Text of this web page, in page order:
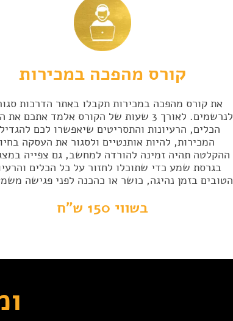
קורס מהפכה במכירות
את קורס מהפכה במכירות תקבלו באתר הדרכות
לנרשמים. לאורך 3 שעות של הקורס אלמד אתכם
הכלים, הרעיונות והתסריטים שיאפשרו לכם
המכירות, להיות אותנטיים ולסגור את העסקה
ההקלטה תהיה זמינה להורדה למחשב, גם צפייה
בגרסת שמע כדי שתוכלו לחזור על כל הכלים
הטובים בזמן נהיגה, כושר או כהכנה לפני פגישה
בשווי 150 ש"ח